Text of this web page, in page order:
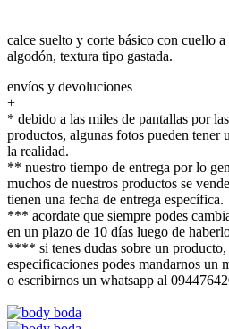
calce suelto y corte básico con cuello
algodón, textura tipo gastada.
envíos y devoluciones
+
* debido a las miles de pantallas por
productos, algunas fotos pueden tener
la realidad.
** nuestro tiempo de entrega por lo
muchos de nuestros productos se
tienen una fecha de entrega específica.
*** acordate que siempre podes
en un plazo de 10 días luego de
**** si tenes dudas sobre un producto,
especificaciones podes mandarnos un
o escribirnos un whatsapp al